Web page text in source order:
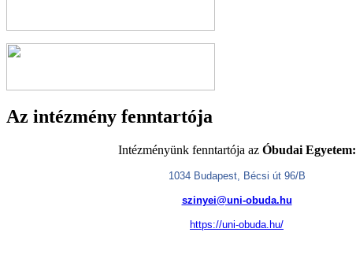
Az intézmény fenntartója
Intézményünk fenntartója az Óbudai Egyetem:
1034 Budapest, Bécsi út 96/B
szinyei@uni-obuda.hu
https://uni-obuda.hu/